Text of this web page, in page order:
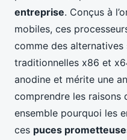
entreprise. Conçus à
mobiles, ces
comme des
traditionnelles x86 et
anodine et mérite une
comprendre les raisons
ensemble pourquoi les
ces puces